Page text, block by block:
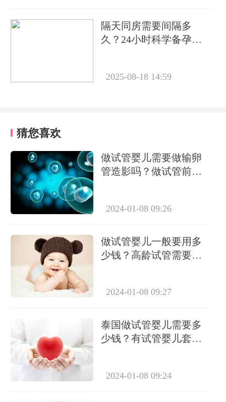
隔天同房需要间隔多
久？24小时科学备孕指
2025-08-18 14:59
猜您喜欢
做试管婴儿需要做输卵
管造影吗？做试管前必
2024-01-08 09:26
做试管婴儿一般要用多
少钱？高龄试管需要做
2024-01-08 09:27
泰国做试管婴儿需要多
少钱？有试管婴儿套餐
2024-01-08 09:24